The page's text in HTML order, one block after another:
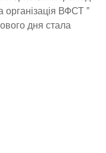
організація ВФСТ ”
дня стала